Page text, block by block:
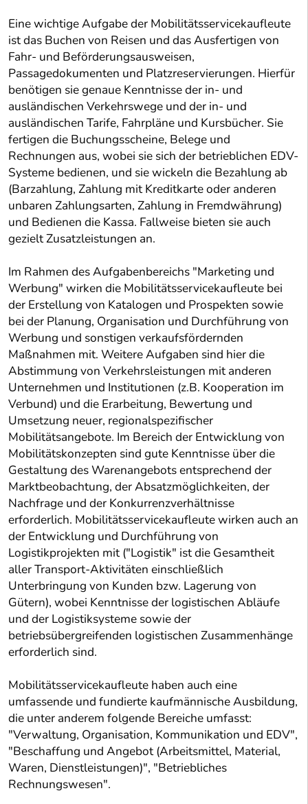
Eine wichtige Aufgabe der Mobilitätsservicekaufleute
ist das Buchen von Reisen und das Ausfertigen von
Fahr- und Beförderungsausweisen,
Passagedokumenten und Platzreservierungen. Hierfür
benötigen sie genaue Kenntnisse der in- und
ausländischen Verkehrswege und der in- und
ausländischen Tarife, Fahrpläne und Kursbücher. Sie
fertigen die Buchungsscheine, Belege und
Rechnungen aus, wobei sie sich der betrieblichen EDV-
Systeme bedienen, und sie wickeln die Bezahlung ab
(Barzahlung, Zahlung mit Kreditkarte oder anderen
unbaren Zahlungsarten, Zahlung in Fremdwährung)
und Bedienen die Kassa. Fallweise bieten sie auch
gezielt Zusatzleistungen an.
Im Rahmen des Aufgabenbereichs "Marketing und
Werbung" wirken die Mobilitätsservicekaufleute bei
der Erstellung von Katalogen und Prospekten sowie
bei der Planung, Organisation und Durchführung von
Werbung und sonstigen verkaufsfördernden
Maßnahmen mit. Weitere Aufgaben sind hier die
Abstimmung von Verkehrsleistungen mit anderen
Unternehmen und Institutionen (z.B. Kooperation im
Verbund) und die Erarbeitung, Bewertung und
Umsetzung neuer, regionalspezifischer
Mobilitätsangebote. Im Bereich der Entwicklung von
Mobilitätskonzepten sind gute Kenntnisse über die
Gestaltung des Warenangebots entsprechend der
Marktbeobachtung, der Absatzmöglichkeiten, der
Nachfrage und der Konkurrenzverhältnisse
erforderlich. Mobilitätsservicekaufleute wirken auch an
der Entwicklung und Durchführung von
Logistikprojekten mit ("Logistik" ist die Gesamtheit
aller Transport-Aktivitäten einschließlich
Unterbringung von Kunden bzw. Lagerung von
Gütern), wobei Kenntnisse der logistischen Abläufe
und der Logistiksysteme sowie der
betriebsübergreifenden logistischen Zusammenhänge
erforderlich sind.
Mobilitätsservicekaufleute haben auch eine
umfassende und fundierte kaufmännische Ausbildung,
die unter anderem folgende Bereiche umfasst:
"Verwaltung, Organisation, Kommunikation und EDV",
"Beschaffung und Angebot (Arbeitsmittel, Material,
Waren, Dienstleistungen)", "Betriebliches
Rechnungswesen".